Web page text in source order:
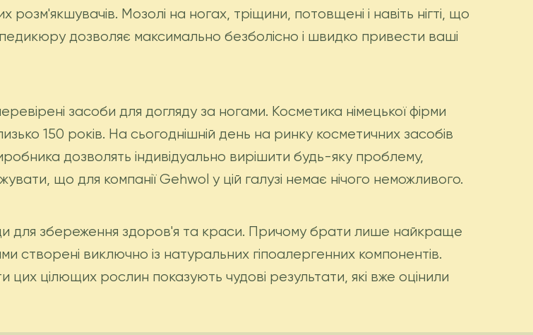
розм'якшувачів. Мозолі на ногах, тріщини, потовщені і навіть нігті, що
дозволяє максимально безболісно і швидко привести ваші
засоби для догляду за ногами. Косметика німецької фірми
150 років. На сьогоднішній день на ринку косметичних засобів
дозволять індивідуально вирішити будь-яку проблему,
що для компанії Gehwol у цій галузі немає нічого неможливого.
для збереження здоров'я та краси. Причому брати лише найкраще
створені виключно із натуральних гіпоалергенних компонентів.
цілющих рослин показують чудові результати, які вже оцінили